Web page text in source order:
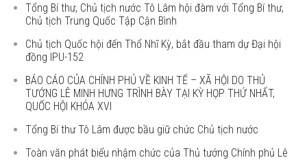
Tổng Bí thư, Chủ tịch nước Tô Lâm hội đàm với Tổng Bí thư,
Chủ tịch Trung Quốc Tập Cận Bình
Chủ tịch Quốc hội đến Thổ Nhĩ Kỳ, bắt đầu tham dự Đại hội
đồng IPU-152
BÁO CÁO CỦA CHÍNH PHỦ VỀ KINH TẾ – XÃ HỘI DO THỦ
TƯỚNG LÊ MINH HƯNG TRÌNH BÀY TẠI KỲ HỌP THỨ NHẤT,
QUỐC HỘI KHÓA XVI
Tổng Bí thư Tô Lâm được bầu giữ chức Chủ tịch nước
Toàn văn phát biểu nhậm chức của Thủ tướng Chính phủ Lê